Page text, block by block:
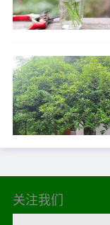
关注我们